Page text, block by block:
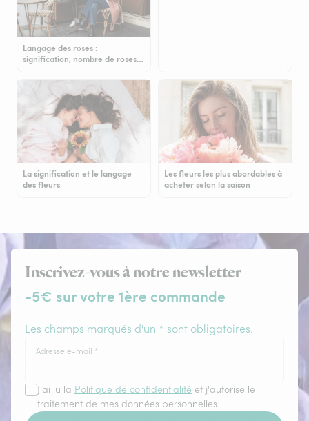
Langage des roses :
signification, nombre de roses…
La signification et le langage
des fleurs
Les fleurs les plus abordables à
acheter selon la saison
Inscrivez-vous à notre newsletter
-5€ sur votre 1ère commande
Les champs marqués d'un * sont obligatoires.
Adresse e-mail *
J'ai lu la Politique de confidentialité et j'autorise le
traitement de mes données personnelles.